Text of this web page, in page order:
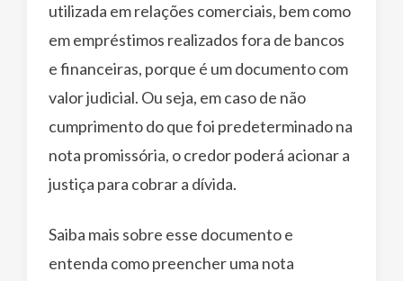
utilizada em relações comerciais, bem como
em empréstimos realizados fora de bancos
e financeiras, porque é um documento com
valor judicial. Ou seja, em caso de não
cumprimento do que foi predeterminado na
nota promissória, o credor poderá acionar a
justiça para cobrar a dívida.
Saiba mais sobre esse documento e
entenda como preencher uma nota